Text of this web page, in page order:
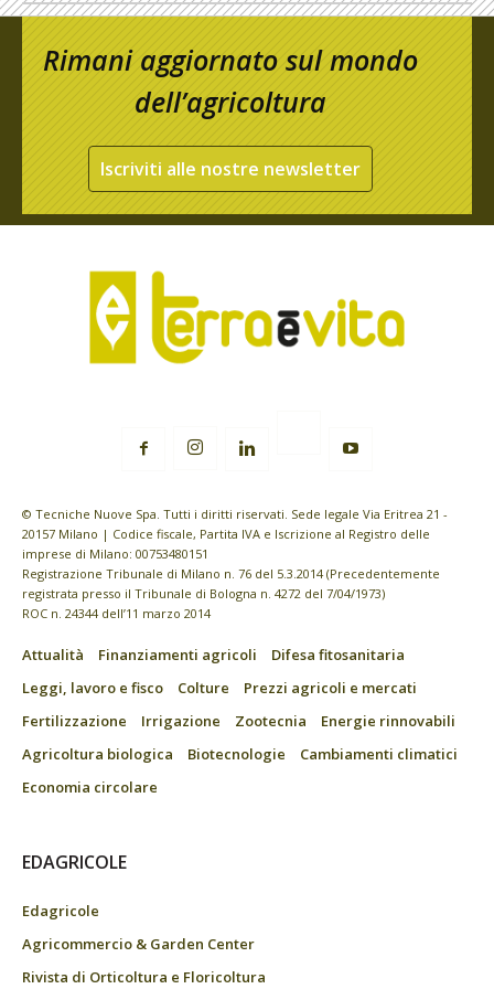
Rimani aggiornato sul mondo
dell’agricoltura
Iscriviti alle nostre newsletter
© Tecniche Nuove Spa. Tutti i diritti riservati. Sede legale Via Eritrea 21 -
20157 Milano | Codice fiscale, Partita IVA e Iscrizione al Registro delle
imprese di Milano: 00753480151
Registrazione Tribunale di Milano n. 76 del 5.3.2014 (Precedentemente
registrata presso il Tribunale di Bologna n. 4272 del 7/04/1973)
ROC n. 24344 dell’11 marzo 2014
Attualità Finanziamenti agricoli
Difesa fitosanitaria
Leggi, lavoro e fisco
Colture
Prezzi agricoli e mercati
Fertilizzazione
Irrigazione Zootecnia
Energie rinnovabili
Agricoltura biologica
Biotecnologie
Cambiamenti climatici
Economia circolare
EDAGRICOLE
Edagricole
Agricommercio & Garden Center
Rivista di Orticoltura e Floricoltura